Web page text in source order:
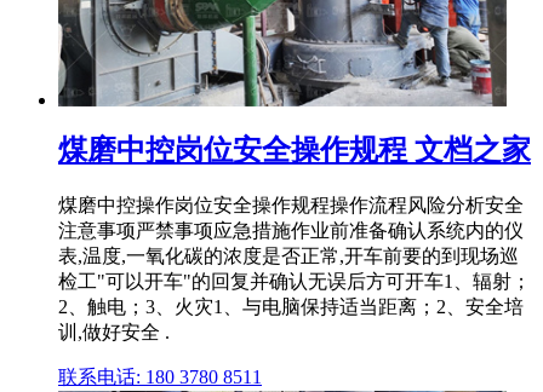
煤磨中控岗位安全操作规程 文档之家
煤磨中控操作岗位安全操作规程操作流程风险分析安全
注意事项严禁事项应急措施作业前准备确认系统内的仪
表,温度,一氧化碳的浓度是否正常,开车前要的到现场巡
检工"可以开车"的回复并确认无误后方可开车1、辐射；
2、触电；3、火灾1、与电脑保持适当距离；2、安全培
训,做好安全 .
联系电话: 180 3780 8511